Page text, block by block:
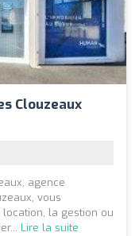
Clouzeaux
agence
vous
la gestion ou
Lire la suite